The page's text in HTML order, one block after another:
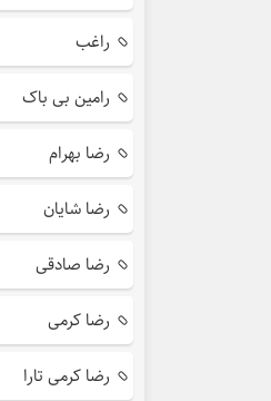
راغب
رامین بی باک
رضا بهرام
رضا شایان
رضا صادقی
رضا کرمی
رضا کرمی تارا